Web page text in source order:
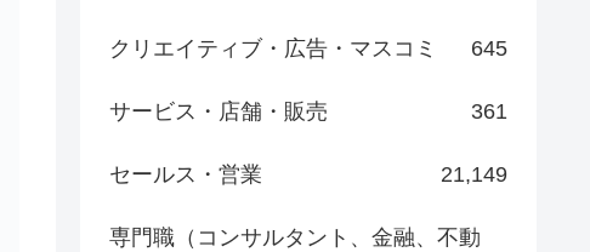
クリエイティブ・広告・マスコミ 645
サービス・店舗・販売 361
セールス・営業 21,149
専門職（コンサルタント、金融、不動